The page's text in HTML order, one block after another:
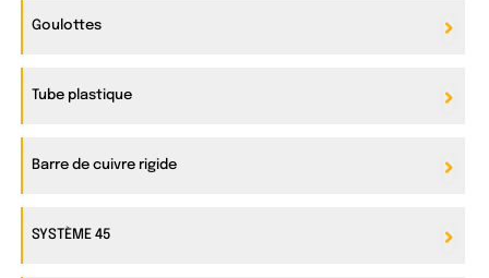
Goulottes
Tube plastique
Barre de cuivre rigide
SYSTÈME 45